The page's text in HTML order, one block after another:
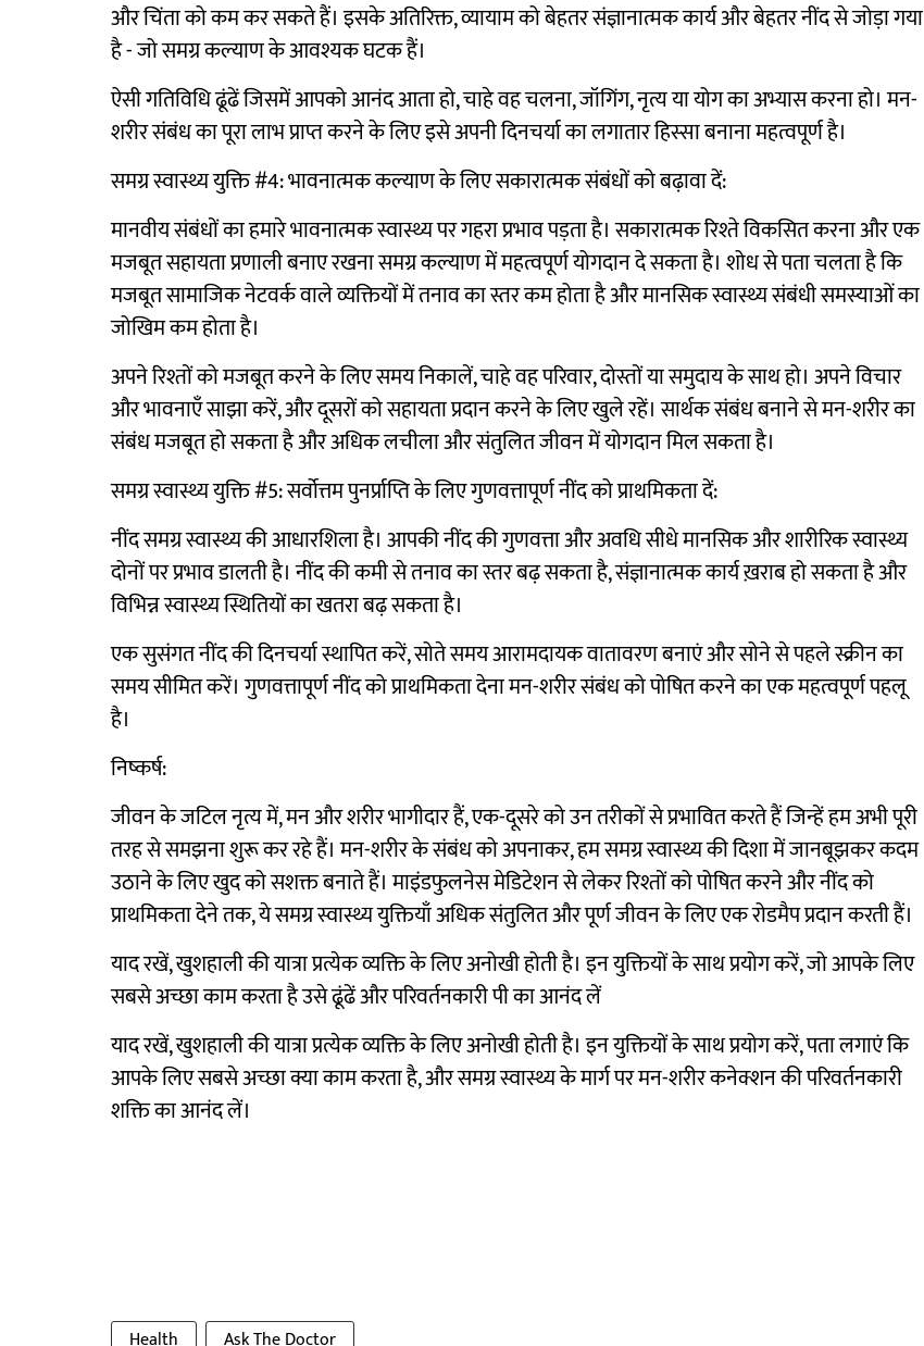
और चिंता को कम कर सकते हैं। इसके अतिरिक्त, व्यायाम को बेहतर संज्ञानात्मक कार्य और बेहतर नींद से जोड़ा गया
है - जो समग्र कल्याण के आवश्यक घटक हैं।
ऐसी गतिविधि ढूंढें जिसमें आपको आनंद आता हो, चाहे वह चलना, जॉगिंग, नृत्य या योग का अभ्यास करना हो। मन-
शरीर संबंध का पूरा लाभ प्राप्त करने के लिए इसे अपनी दिनचर्या का लगातार हिस्सा बनाना महत्वपूर्ण है।
समग्र स्वास्थ्य युक्ति #4: भावनात्मक कल्याण के लिए सकारात्मक संबंधों को बढ़ावा दें:
मानवीय संबंधों का हमारे भावनात्मक स्वास्थ्य पर गहरा प्रभाव पड़ता है। सकारात्मक रिश्ते विकसित करना और एक
मजबूत सहायता प्रणाली बनाए रखना समग्र कल्याण में महत्वपूर्ण योगदान दे सकता है। शोध से पता चलता है कि
मजबूत सामाजिक नेटवर्क वाले व्यक्तियों में तनाव का स्तर कम होता है और मानसिक स्वास्थ्य संबंधी समस्याओं का
जोखिम कम होता है।
अपने रिश्तों को मजबूत करने के लिए समय निकालें, चाहे वह परिवार, दोस्तों या समुदाय के साथ हो। अपने विचार
और भावनाएँ साझा करें, और दूसरों को सहायता प्रदान करने के लिए खुले रहें। सार्थक संबंध बनाने से मन-शरीर का
संबंध मजबूत हो सकता है और अधिक लचीला और संतुलित जीवन में योगदान मिल सकता है।
समग्र स्वास्थ्य युक्ति #5: सर्वोत्तम पुनर्प्राप्ति के लिए गुणवत्तापूर्ण नींद को प्राथमिकता दें:
नींद समग्र स्वास्थ्य की आधारशिला है। आपकी नींद की गुणवत्ता और अवधि सीधे मानसिक और शारीरिक स्वास्थ्य
दोनों पर प्रभाव डालती है। नींद की कमी से तनाव का स्तर बढ़ सकता है, संज्ञानात्मक कार्य ख़राब हो सकता है और
विभिन्न स्वास्थ्य स्थितियों का खतरा बढ़ सकता है।
एक सुसंगत नींद की दिनचर्या स्थापित करें, सोते समय आरामदायक वातावरण बनाएं और सोने से पहले स्क्रीन का
समय सीमित करें। गुणवत्तापूर्ण नींद को प्राथमिकता देना मन-शरीर संबंध को पोषित करने का एक महत्वपूर्ण पहलू
है।
निष्कर्ष:
जीवन के जटिल नृत्य में, मन और शरीर भागीदार हैं, एक-दूसरे को उन तरीकों से प्रभावित करते हैं जिन्हें हम अभी पूरी
तरह से समझना शुरू कर रहे हैं। मन-शरीर के संबंध को अपनाकर, हम समग्र स्वास्थ्य की दिशा में जानबूझकर कदम
उठाने के लिए खुद को सशक्त बनाते हैं। माइंडफुलनेस मेडिटेशन से लेकर रिश्तों को पोषित करने और नींद को
प्राथमिकता देने तक, ये समग्र स्वास्थ्य युक्तियाँ अधिक संतुलित और पूर्ण जीवन के लिए एक रोडमैप प्रदान करती हैं।
याद रखें, खुशहाली की यात्रा प्रत्येक व्यक्ति के लिए अनोखी होती है। इन युक्तियों के साथ प्रयोग करें, जो आपके लिए
सबसे अच्छा काम करता है उसे ढूंढें और परिवर्तनकारी पी का आनंद लें
याद रखें, खुशहाली की यात्रा प्रत्येक व्यक्ति के लिए अनोखी होती है। इन युक्तियों के साथ प्रयोग करें, पता लगाएं कि
आपके लिए सबसे अच्छा क्या काम करता है, और समग्र स्वास्थ्य के मार्ग पर मन-शरीर कनेक्शन की परिवर्तनकारी
शक्ति का आनंद लें।
Health Ask The Doctor